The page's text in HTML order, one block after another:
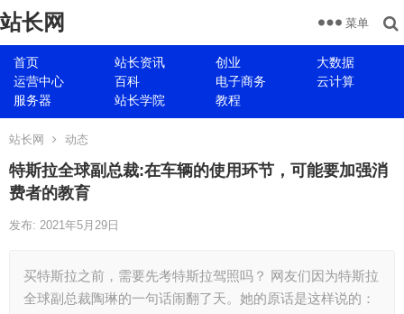
站长网
首页 站长资讯 创业
大数据
运营中心
百科 电子商务
云计算
服务器
站长学院 教程
菜单
站长网 动态
特斯拉全球副总裁:在车辆的使用环节，可能要加强消
费者的教育
发布: 2021年5月29日
买特斯拉之前，需要先考特斯拉驾照吗？ 网友们因为特斯拉
全球副总裁陶琳的一句话闹翻了天。她的原话是这样说的：